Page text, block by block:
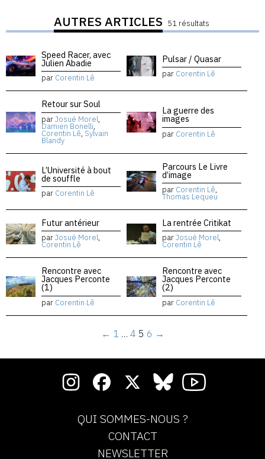
AUTRES ARTICLES 51 résultats
Speed Racer, avec
Julien Abadie
par Corentin Lê
Pulsar / Quasar
par Corentin Lê
Retour sur Soul
parJosué Morel,
Damien Bonelli,
Corentin Lê, Sylvain
Blandy
La guerre des
images
par Corentin Lê
L’Université à bout
de souffle
par Corentin Lê
Parcours Le Livre
d’image
par Corentin Lê,
Thomas Lequeu
Futur antérieur
parJosué Morel,
Corentin Lê
La rentrée Critikat
parJosué Morel,
Corentin Lê
Rencontre avec
Jacques Perconte
(1)
par Corentin Lê
Rencontre avec
Jacques Perconte
(2)
par Corentin Lê
← 1 … 4 5 6 →
QUI SOMMES-NOUS ?
CONTACT
NEWSLETTER